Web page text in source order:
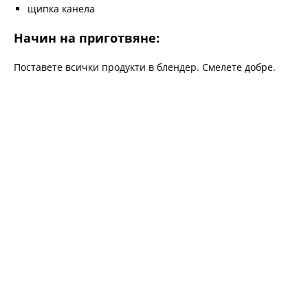
щипка канела
Начин на приготвяне:
Поставете всички продукти в блендер. Смелете добре.